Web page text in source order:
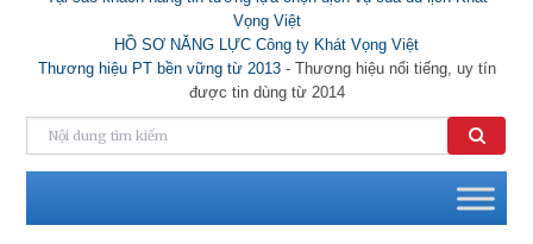
Vọng Việt
HỒ SƠ NĂNG LỰC Công ty Khát Vọng Việt
Thương hiệu PT bền vững từ 2013- Thương hiệu nổi tiếng, uy tín
được tin dùng từ 2014